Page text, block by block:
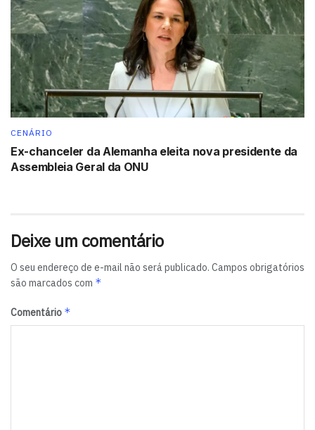
dignos e inclusão social.
“À medida que a IA e os mundos virtuais transformam a
forma como nos conectamos, aprendemos e inovamos,
precisamos garantir que ninguém seja deixado para trás.
Esta edição do Dia da ONU sobre Mundos Virtuais mostra
o que é possível quando nos unimos para garantir que os
espaços digitais funcionem para todas as pessoas no
mundo.” – Destaca Doreen Bogdan-Martin, secretária-
geral da UIT
desenvolvimento sustentável — desde que sejam guiadas
Tags: destaque
CENÁRIO
Ex-chanceler da Alemanha eleita nova presidente da
Assembleia Geral da ONU
Deixe um comentário
O seu endereço de e-mail não será publicado. Campos obrigatórios
são marcados com *
Comentário *